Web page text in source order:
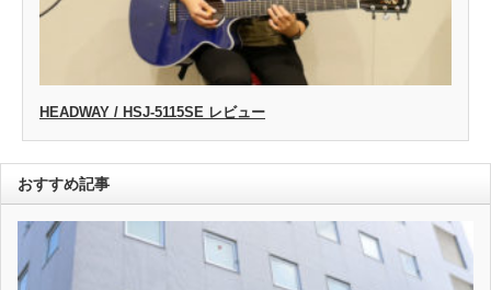
HEADWAY / HSJ-5115SE レビュー
おすすめ記事